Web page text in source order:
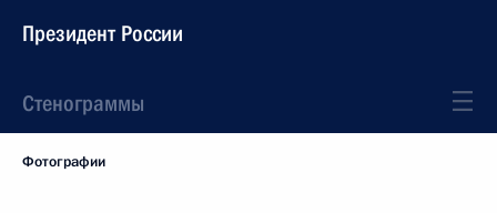
Президент России
Стенограммы
Фотографии